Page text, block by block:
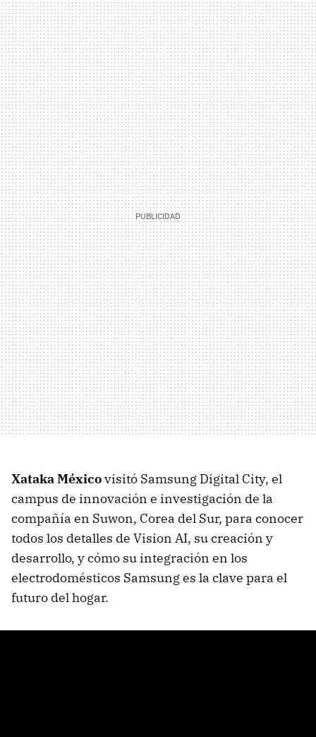
Xataka Méxicovisitó Samsung Digital City, el
campus de innovación e investigación de la
compañía en Suwon, Corea del Sur, para conocer
todos los detalles de Vision AI, su creación y
desarrollo, y cómo su integración en los
electrodomésticos Samsung es la clave para el
futuro del hogar.